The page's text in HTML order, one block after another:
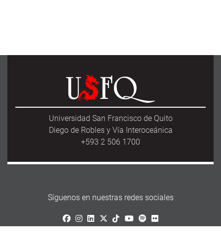
Universidad San Francisco de Quito
Diego de Robles y Vía Interoceánica
+593 2 506 1700
Síguenos en nuestras redes sociales